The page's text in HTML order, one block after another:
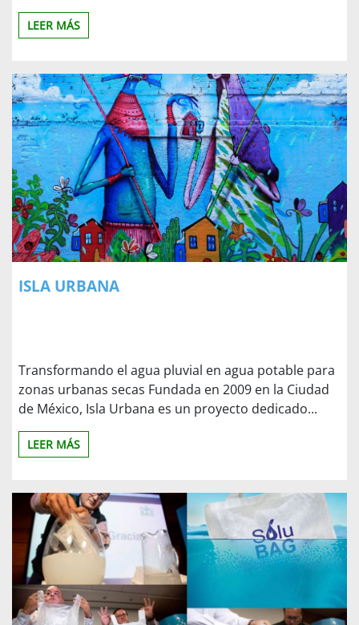
LEER MÁS
ISLA URBANA
Transformando el agua pluvial en agua potable para
zonas urbanas secas Fundada en 2009 en la Ciudad
de México, Isla Urbana es un proyecto dedicado...
LEER MÁS